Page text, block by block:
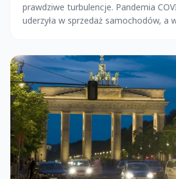
prawdziwe turbulencje. Pandemia
uderzyła w sprzedaż samochodów, a